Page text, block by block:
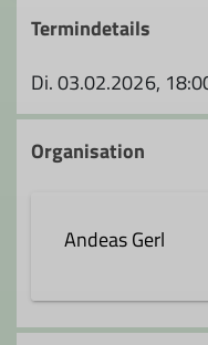
Termindetails
Di. 03.02.2026,
Organisation
Andeas Gerl